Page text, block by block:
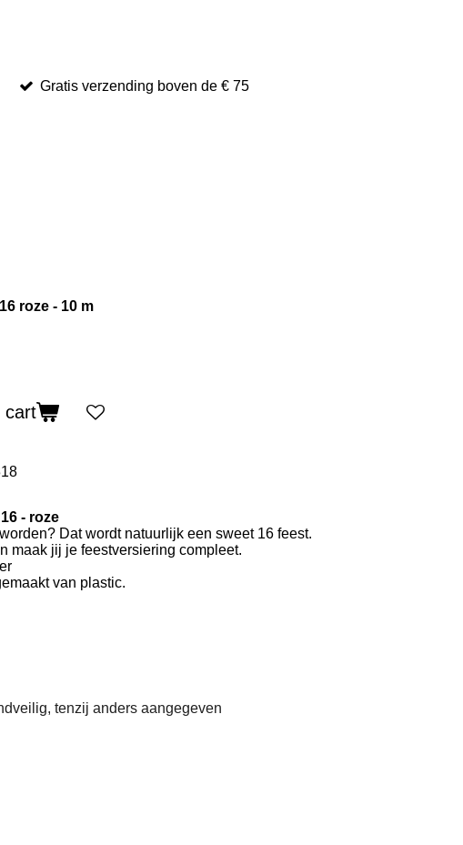
Gratis verzending boven de € 75
roze - 10 m
cart
- roze
Dat wordt natuurlijk een sweet 16 feest.
maak jij je feestversiering compleet.
van plastic.
tenzij anders aangegeven